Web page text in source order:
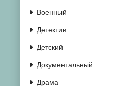
Военный
Детектив
Детский
Документальный
Драма